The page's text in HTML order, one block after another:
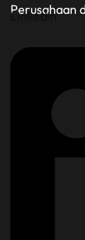
Perusahaan
Linkedin